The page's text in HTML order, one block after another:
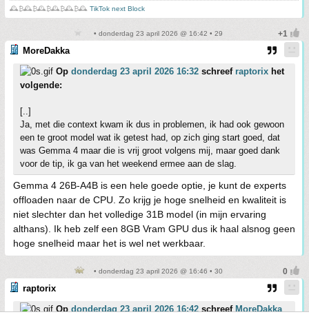
🕰️₿🕰️₿🕰️₿🕰️₿🕰️₿🕰️ TikTok next Block
• donderdag 23 april 2026 @ 16:42 • 29
MoreDakka
Op donderdag 23 april 2026 16:32 schreef raptorix het
volgende:
[..]
Ja, met die context kwam ik dus in problemen, ik had ook gewoon
een te groot model wat ik getest had, op zich ging start goed, dat
was Gemma 4 maar die is vrij groot volgens mij, maar goed dank
voor de tip, ik ga van het weekend ermee aan de slag.
Gemma 4 26B-A4B is een hele goede optie, je kunt de experts
offloaden naar de CPU. Zo krijg je hoge snelheid en kwaliteit is
niet slechter dan het volledige 31B model (in mijn ervaring
althans). Ik heb zelf een 8GB Vram GPU dus ik haal alsnog geen
hoge snelheid maar het is wel net werkbaar.
• donderdag 23 april 2026 @ 16:46 • 30
raptorix
Op donderdag 23 april 2026 16:42 schreef MoreDakka